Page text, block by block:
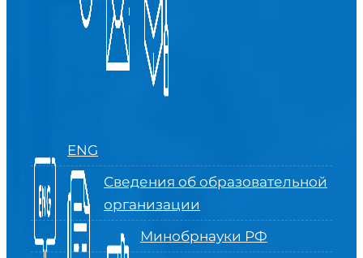
ENG
Сведения об образовательной
организации
Минобрнауки РФ